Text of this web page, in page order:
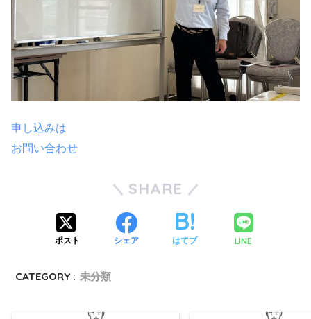
申し込みは
お問い合わせ
SHARE
ポスト シェア はてブ LINE
CATEGORY : 未分類